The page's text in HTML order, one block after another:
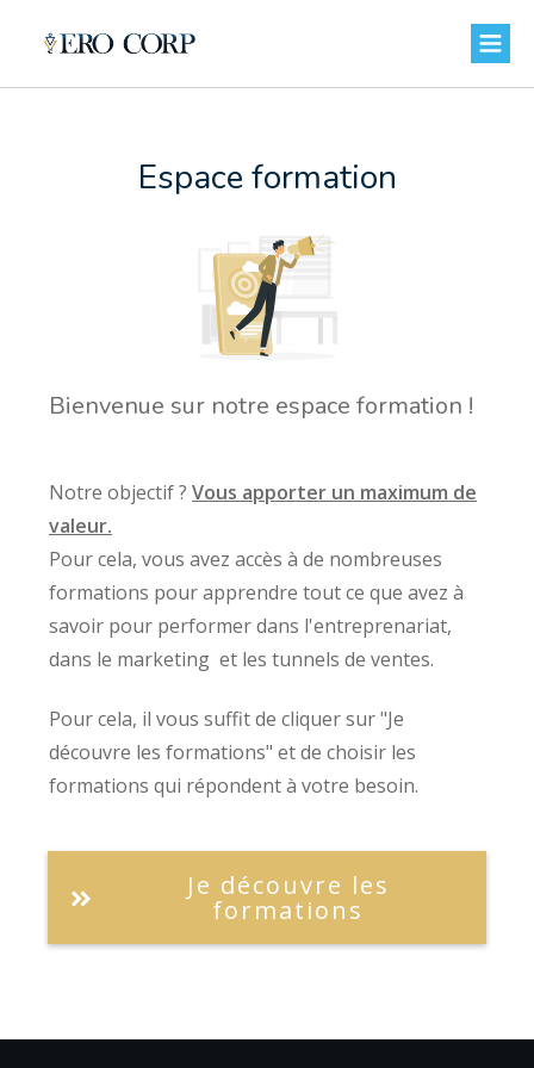
Espace formation
Bienvenue sur notre espace formation !
Notre objectif ? Vous apporter un maximum de
valeur.
Pour cela, vous avez accès à de nombreuses
formations pour apprendre tout ce que avez à
savoir pour performer dans l'entreprenariat,
dans le marketing et les tunnels de ventes.
Pour cela, il vous suffit de cliquer sur "Je
découvre les formations" et de choisir les
formations qui répondent à votre besoin.
Je découvre les
formations